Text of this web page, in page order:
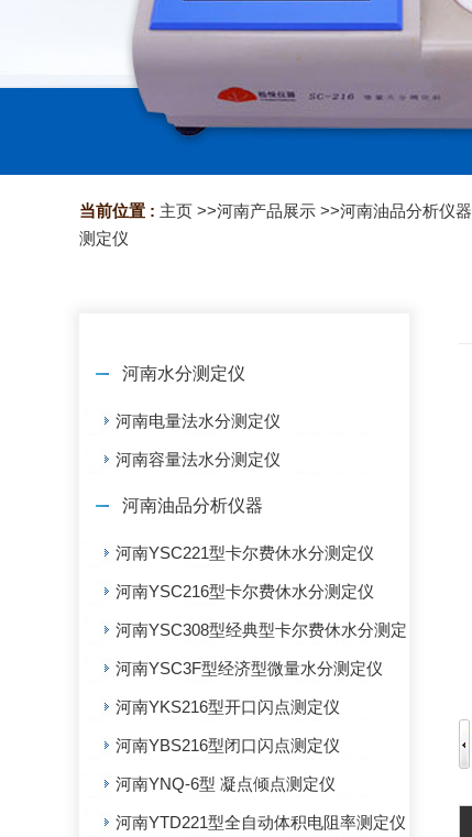
当前位置 : 主页 >>河南产品展示 >>河南油品分析仪器
测定仪
河南水分测定仪
河南电量法水分测定仪
河南容量法水分测定仪
河南油品分析仪器
河南YSC221型卡尔费休水分测定仪
河南YSC216型卡尔费休水分测定仪
河南YSC308型经典型卡尔费休水分测定仪
河南YSC3F型经济型微量水分测定仪
河南YKS216型开口闪点测定仪
河南YBS216型闭口闪点测定仪
河南YNQ-6型 凝点倾点测定仪
河南YTD221型全自动体积电阻率测定仪